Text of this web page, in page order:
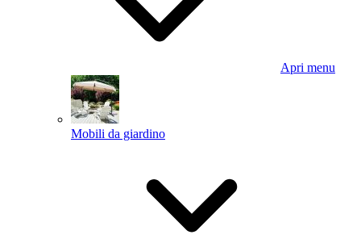
Apri menu
Mobili da giardino